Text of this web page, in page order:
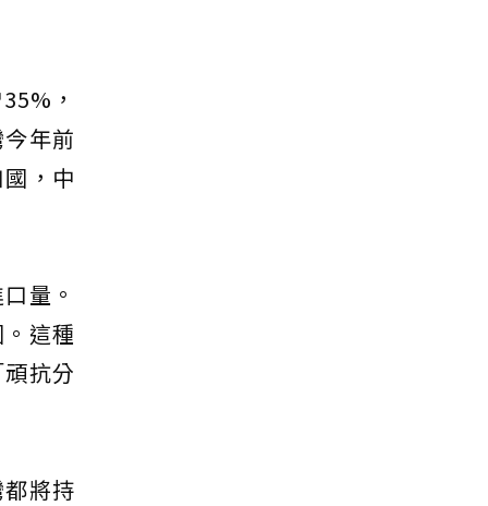
，
年前
，中
量。
這種
抗分
將持